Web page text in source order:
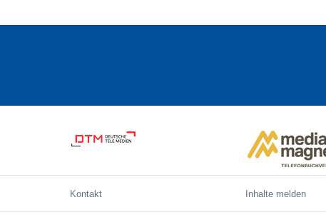
Kontakt Inhalte melden